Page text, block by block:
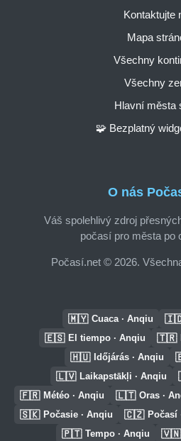
O nás
Váš spolehlivý zdroj
počasí pro města po
Počasí.net © 2026.
Kontaktujte
Mapa
Všechny
Všechny
Hlavní města
🧩 Bezplatný
🇲🇾 Cuaca · Anqiu
🇪🇸 El tiempo · Anqiu 🇹🇷
🇭🇺 Időjárás · Anqiu
🇱🇻 Laikapstākļi · Anqiu
🇫🇷 Météo · Anqiu 🇱🇹 Oras ·
🇸🇰 Počasie · Anqiu 🇨🇿 Počasí
🇵🇹 Tempo · Anqiu 🇻🇳